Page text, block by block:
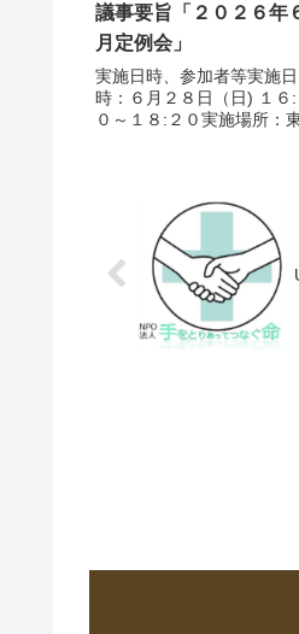
議事要旨「２０２６年
月定例会」
実施日時、参加者等実施日
時：６月２８日（日) １６:
０～１８:２０実施場所：
１９：３０場所: タワーホー
ル船堀 展示ホール１・２参
者: 当NPO会員...